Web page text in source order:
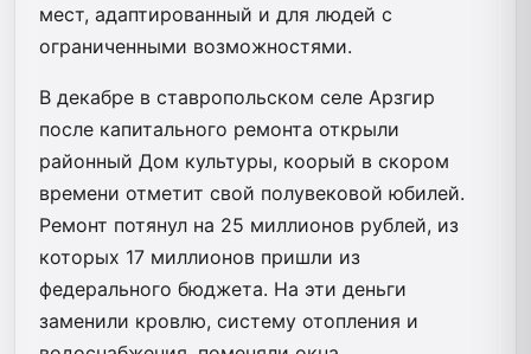
мест, адаптированный и для людей с
ограниченными возможностями.
В декабре в ставропольском селе Арзгир
после капитального ремонта открыли
районный Дом культуры, коорый в скором
времени отметит свой полувековой юбилей.
Ремонт потянул на 25 миллионов рублей, из
которых 17 миллионов пришли из
федерального бюджета. На эти деньги
заменили кровлю, систему отопления и